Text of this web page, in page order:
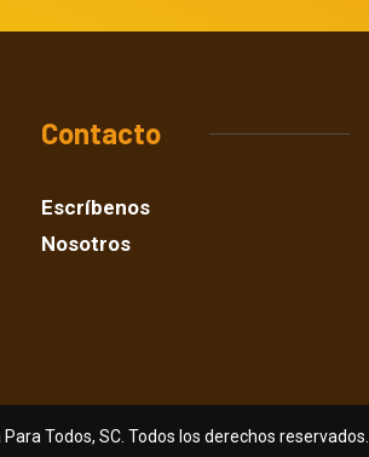
Contacto
Escríbenos
Nosotros
Todos, SC. Todos los derechos reservados.